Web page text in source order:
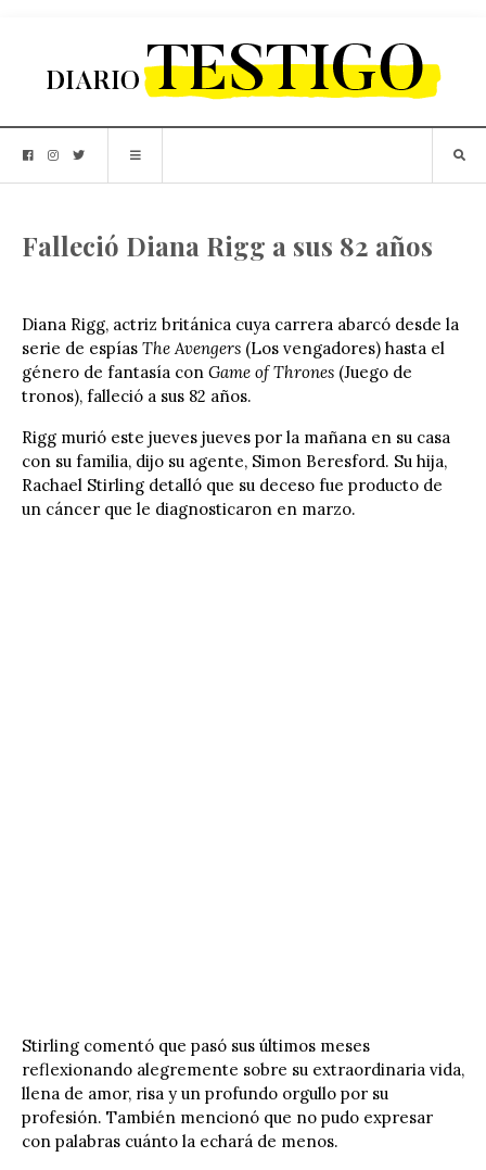
Falleció Diana Rigg a sus 82 años
Diana Rigg, actriz británica cuya carrera abarcó desde la
serie de espías The Avengers (Los vengadores) hasta el
género de fantasía con Game of Thrones (Juego de
tronos), falleció a sus 82 años.
Rigg murió este jueves jueves por la mañana en su casa
con su familia, dijo su agente, Simon Beresford. Su hija,
Rachael Stirling detalló que su deceso fue producto de
un cáncer que le diagnosticaron en marzo.
Stirling comentó que pasó sus últimos meses
reflexionando alegremente sobre su extraordinaria vida,
llena de amor, risa y un profundo orgullo por su
profesión. También mencionó que no pudo expresar
con palabras cuánto la echará de menos.